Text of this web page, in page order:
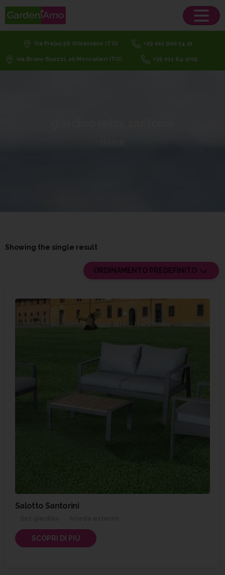
Via Frejus 56 Orbassano (TO) +39 011 900 74 21
via Bruno Buozzi, 20 Moncalieri (TO) +39 011 64 2705
Showing the single result
ORDINAMENTO PREDEFINITO
Salotto Santorini
SCOPRI DI PIÙ